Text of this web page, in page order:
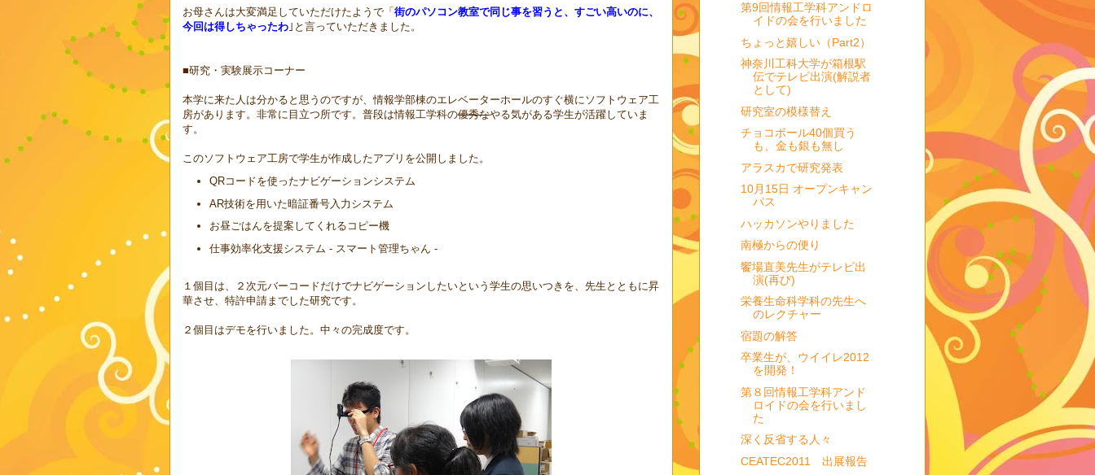
お母さんは大変満足していただけたようで「 街のパソコン教室で同じ事を習うと、すごい高いのに、
今回は得しちゃったわ ｣と言っていただきました。
■研究・実験展示コーナー
本学に来た人は分かると思うのですが、情報学部棟のエレベーターホールのすぐ横にソフトウェア工
房があります。非常に目立つ所です。普段は情報工学科の優秀なやる気がある学生が活躍していま
す。
このソフトウェア工房で学生が作成したアプリを公開しました。
QRコードを使ったナビゲーションシステム
AR技術を用いた暗証番号入力システム
お昼ごはんを提案してくれるコピー機
仕事効率化支援システム - スマート管理ちゃん -
１個目は、２次元バーコードだけでナビゲーションしたいという学生の思いつきを、先生とともに昇
華させ、特許申請までした研究です。
２個目はデモを行いました。中々の完成度です。
第9回情報工学科アンドロ
イドの会を行いました
ちょっと嬉しい（Part2）
神奈川工科大学が箱根駅
伝でテレビ出演(解説者
として)
研究室の模様替え
チョコボール40個買う
も、金も銀も無し
アラスカで研究発表
10月15日 オープンキャン
パス
ハッカソンやりました
南極からの便り
饗場直美先生がテレビ出
演(再び)
栄養生命科学科の先生へ
のレクチャー
宿題の解答
卒業生が、ウイイレ2012
を開発！
第８回情報工学科アンド
ロイドの会を行いまし
た
深く反省する人々
CEATEC2011 出展報告